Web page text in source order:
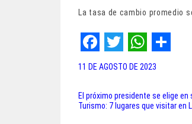
La tasa de cambio promedio
F
c
T
i
W
a
S
a
11 DE AGOSTO DE 2023
Navegación
El próximo presidente se elige en
Turismo: 7 lugares que visitar en